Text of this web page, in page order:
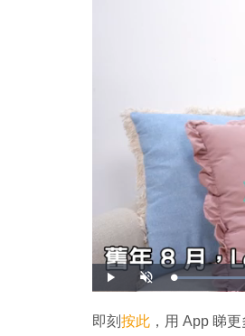
播
放
開
啟
載
入
:
1
即刻 按此 ，用 App 睇